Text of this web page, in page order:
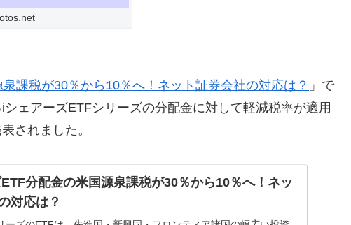
課税が30％から10％へ！ネット証券会社の対応は？ 」で
ェアーズETFシリーズの分配金に対して軽減税率が適用
されました。
分配金の米国源泉課税が30％から10％へ！ネッ
対応は？